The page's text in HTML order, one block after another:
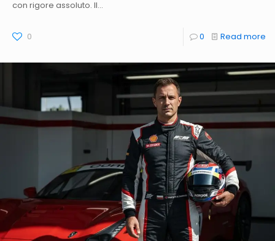
con rigore assoluto. Il...
0 0 Read more